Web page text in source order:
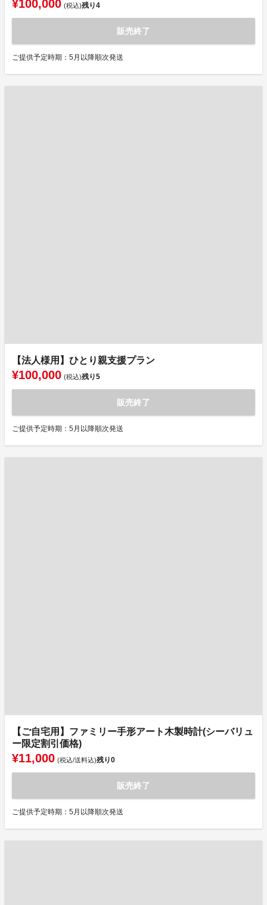
¥100,000 (税込)残り4
販売終了
ご提供予定時期：5月以降順次発送
【法人様用】ひとり親支援プラン
¥100,000 (税込)残り5
販売終了
ご提供予定時期：5月以降順次発送
【ご自宅用】ファミリー手形アート木製時計(シーバリュ
ー限定割引価格)
¥11,000 (税込/送料込)残り0
販売終了
ご提供予定時期：5月以降順次発送